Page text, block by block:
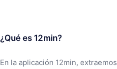
¿Qué es 12min?
En la aplicación 12min,